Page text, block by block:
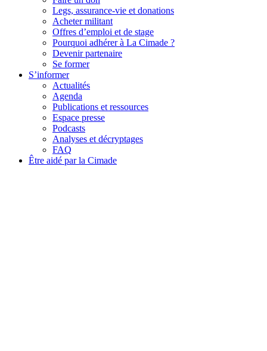
Legs, assurance-vie et donations
Acheter militant
Offres d’emploi et de stage
Pourquoi adhérer à La Cimade ?
Devenir partenaire
Se former
S’informer
Actualités
Agenda
Publications et ressources
Espace presse
Podcasts
Analyses et décryptages
FAQ
Être aidé par la Cimade